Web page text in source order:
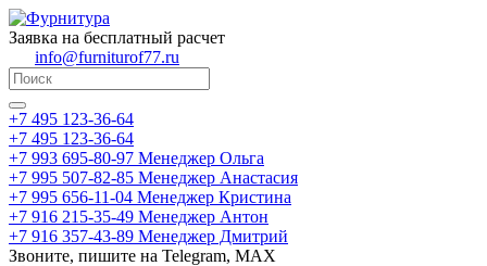
Заявка на бесплатный расчет
info@furniturof77.ru
+7 495 123-36-64
+7 495 123-36-64
+7 993 695-80-97 Менеджер Ольга
+7 995 507-82-85 Менеджер Анастасия
+7 995 656-11-04 Менеджер Кристина
+7 916 215-35-49 Менеджер Антон
+7 916 357-43-89 Менеджер Дмитрий
Звоните, пишите на Telegram, MAX